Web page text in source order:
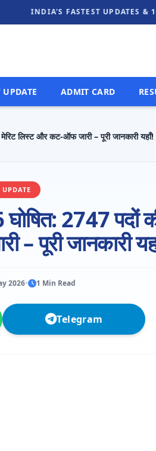
FASTEST UPDATES & 100%
UPDATE ADMIT CARD
लिस्ट और कट-ऑफ जारी – पूरी जानकारी यहाँ!
UPDATE
2747 पदों
पूरी जानकारी
2026• 1 Min Read
Telegram